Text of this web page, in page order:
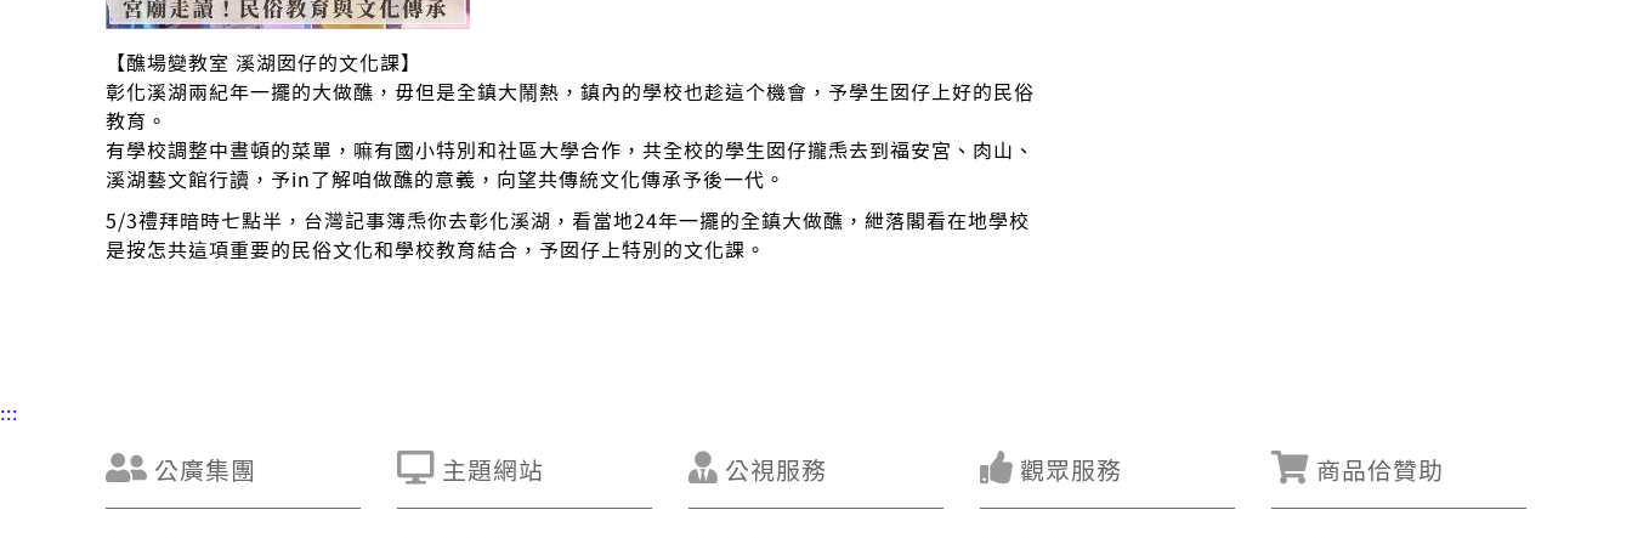
【醮場變教室 溪湖囡仔的文化課】
彰化溪湖兩紀年一擺的大做醮，毋但是全鎮大鬧熱，鎮內的學校也趁這个機會，予學生囡仔上好的民俗
教育。
有學校調整中晝頓的菜單，嘛有國小特別和社區大學合作，共全校的學生囡仔攏𤆬去到福安宮、肉山、
溪湖藝文館行讀，予in了解咱做醮的意義，向望共傳統文化傳承予後一代。
5/3禮拜暗時七點半，台灣記事簿𤆬你去彰化溪湖，看當地24年一擺的全鎮大做醮，紲落閣看在地學校
是按怎共這項重要的民俗文化和學校教育結合，予囡仔上特別的文化課。
:::
公廣集團 主題網站 公視服務 觀眾服務 商品佮贊助